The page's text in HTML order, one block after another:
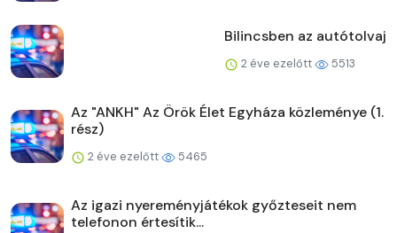
Bilincsben az autótolvaj
2 éve ezelőtt 5513
Az "ANKH" Az Örök Élet Egyháza közleménye (1.
rész)
2 éve ezelőtt 5465
Az igazi nyereményjátékok győzteseit nem
telefonon értesítik...